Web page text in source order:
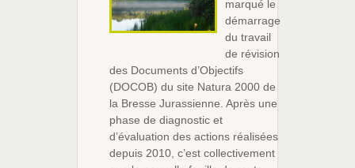
marqué le
démarrage
du travail
de révision
des Documents d’Objectifs
(DOCOB) du site Natura 2000 de
la Bresse Jurassienne. Après une
phase de diagnostic et
d’évaluation des actions réalisées
depuis 2010, c’est collectivement